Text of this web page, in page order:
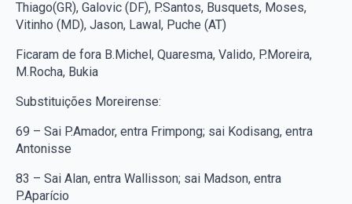
Thiago(GR), Galovic (DF), P.Santos, Busquets, Moses,
Vitinho (MD), Jason, Lawal, Puche (AT)
Ficaram de fora B.Michel, Quaresma, Valido, P.Moreira,
M.Rocha, Bukia
Substituições Moreirense:
69 – Sai P.Amador, entra Frimpong; sai Kodisang, entra
Antonisse
83 – Sai Alan, entra Wallisson; sai Madson, entra
P.Aparício